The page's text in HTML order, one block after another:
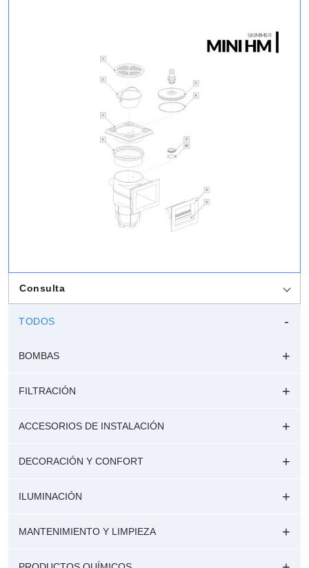
Consulta
TODOS
BOMBAS
FILTRACIÓN
ACCESORIOS DE INSTALACIÓN
DECORACIÓN Y CONFORT
ILUMINACIÓN
MANTENIMIENTO Y LIMPIEZA